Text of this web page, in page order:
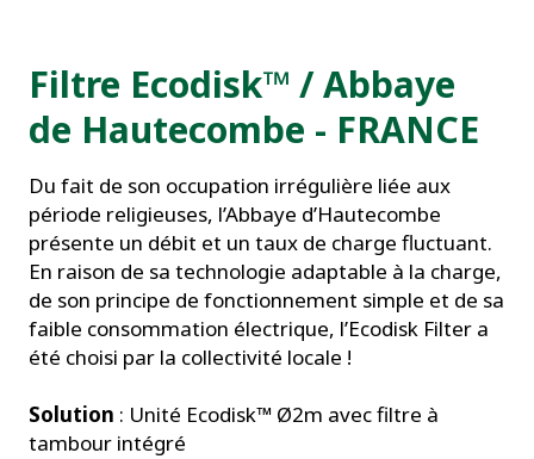
Filtre Ecodisk™ / Abbaye
de Hautecombe - FRANCE
Du fait de son occupation irrégulière liée aux
période religieuses, l’Abbaye d’Hautecombe
présente un débit et un taux de charge fluctuant.
En raison de sa technologie adaptable à la charge,
de son principe de fonctionnement simple et de sa
faible consommation électrique, l’Ecodisk Filter a
été choisi par la collectivité locale !
Solution : Unité Ecodisk™ Ø2m avec filtre à
tambour intégré